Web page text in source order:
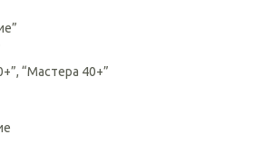
“Мастера 40+”